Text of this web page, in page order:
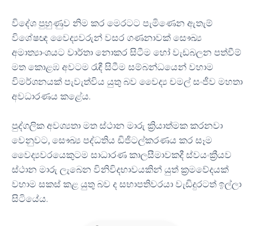
විදේශ පුහුණුව නිම කර මෙරටට පැමිණෙන ඇතැම්
විශේෂඥ වෛද්‍යවරුන් වසර ගණනාවක් සෞඛ්‍ය
අමාත්‍යාංශයට වාර්තා නොකර සිටීම හෝ වැඩබලන පත්වීම්
මත කොළඹ අවටම රැඳී සිටීම සම්බන්ධයෙන් වහාම
විමර්ශනයක් පැවැත්විය යුතු බව වෛද්‍ය චමල් සංජීව මහතා
අවධාරණය කළේය.
පුද්ගලික අවශ්‍යතා මත ස්ථාන මාරු ක්‍රියාත්මක කරනවා
වෙනුවට, සෞඛ්‍ය පද්ධතිය ඩිජිටල්කරණය කර සෑම
වෛද්‍යවරයෙකුටම සාධාරණ කාලසීමාවකදී ස්වයංක්‍රීයව
ස්ථාන මාරු ලැබෙන විනිවිදභාවයකින් යුත් ක්‍රමවේදයක්
වහාම සකස් කළ යුතු බව ද සභාපතිවරයා වැඩිදුරටත් ඉල්ලා
සිටියේය.